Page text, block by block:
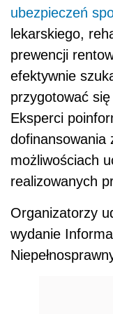
ubezpieczeń
lekarskiego,
prewencji
efektywnie
przygotować
Eksperci
dofinansowania
możliwościach
realizowanych
Organizatorzy
wydanie